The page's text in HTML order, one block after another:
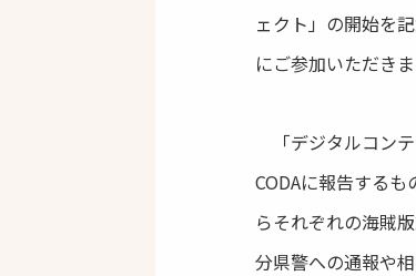
ェクト」の開始を
にご参加いただきま
「デジタルコン
CODAに報告する
らそれぞれの海賊
分県警への通報や